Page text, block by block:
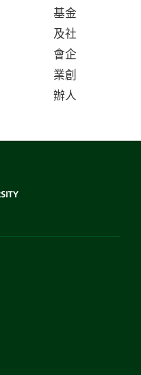
基金
及社
會企
業創
辦人